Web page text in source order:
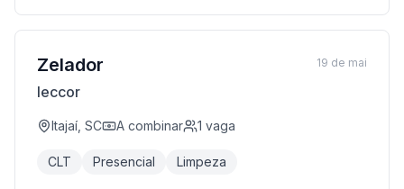
Zelador
leccor
Itajaí, SC A combinar 1 vaga
CLT Presencial Limpeza
19 de mai